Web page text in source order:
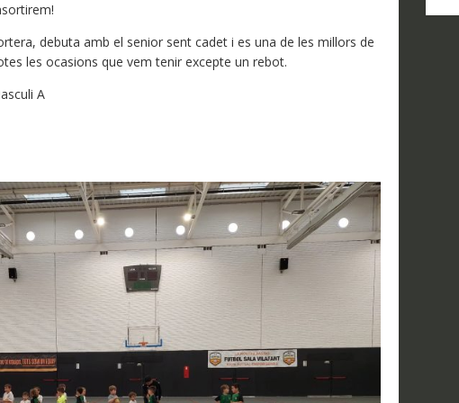
debuta amb el senior sent cadet i es una de les millors de
les ocasions que vem tenir excepte un rebot.
A